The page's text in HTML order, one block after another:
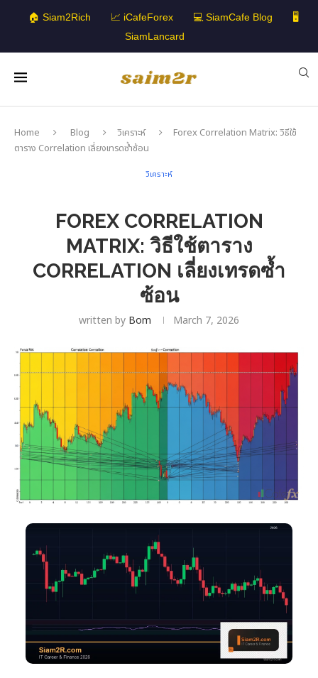
🏠 Siam2Rich 📈 iCafeForex 💻 SiamCafe Blog
🖥️
SiamLancard
Home Blog วิเคราะห์
Forex Correlation Matrix: วิธีใช้
ตาราง Correlation เลี่ยงเทรดซ้ำซ้อน
วิเคราะห์
FOREX CORRELATION
MATRIX: วิธีใช้ตาราง
CORRELATION เลี่ยงเทรดซ้ำ
ซ้อน
written by Bom March 7, 2026